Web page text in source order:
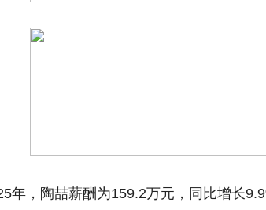
年，陶喆薪酬为159.2万元，同比增长